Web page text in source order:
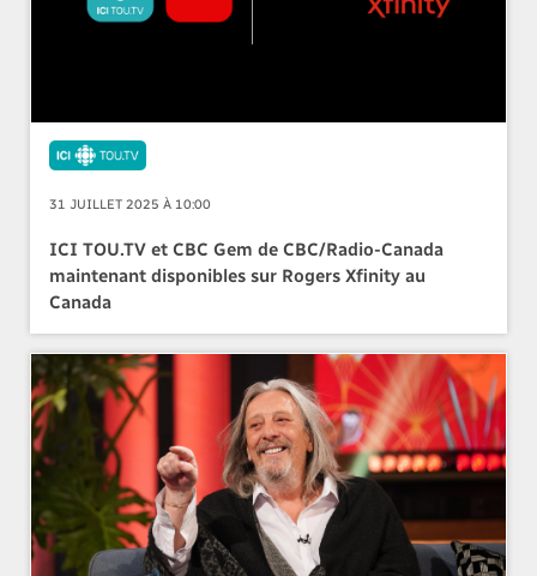
31 JUILLET 2025 À 10:00
ICI TOU.TV et CBC Gem de CBC/Radio-Canada
maintenant disponibles sur Rogers Xfinity au
Canada